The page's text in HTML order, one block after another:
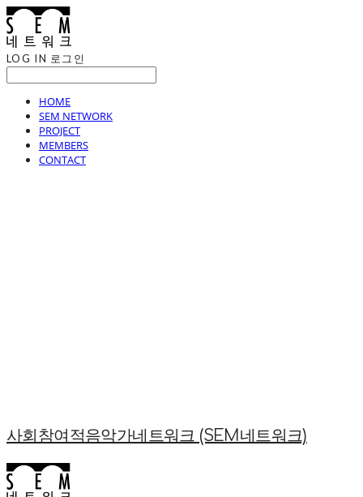
LOG IN 로그인
HOME
SEM NETWORK
PROJECT
MEMBERS
CONTACT
사회참여적음악가네트워크 (SEM네트워크)